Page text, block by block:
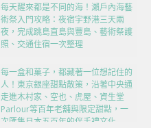
每天醒來都是不同的海！瀨戶內海藝
術祭入門攻略：夜宿宇野港三天兩
夜，完成跳島直島與豐島、藝術祭護
照、交通住宿一次整理
每一盒和菓子，都藏著一位想記住的
人！東京銀座甜點散策，沿著中央通
走進木村家、空也、虎屋、資生堂
Parlour等百年老舖與限定甜點，一
次匯集日本五百年的伴手禮文化